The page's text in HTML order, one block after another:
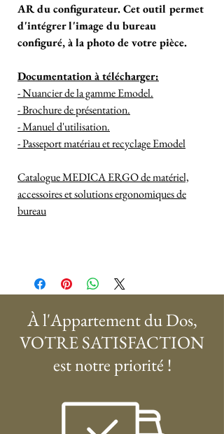
AR du configurateur. Cet outil permet
d'intégrer l'image du bureau
configuré, à la photo de votre pièce.
Documentation à télécharger:
- Nuancier de la gamme Emodel.
- Brochure de présentation.
- Manuel d'utilisation.
- Passeport matériau et recyclage Emodel
Catalogue MEDICA ERGO de matériel,
accessoires et solutions ergonomiques de
bureau
À l'Appartement du Dos,
VOTRE SATISFACTION
est notre priorité !